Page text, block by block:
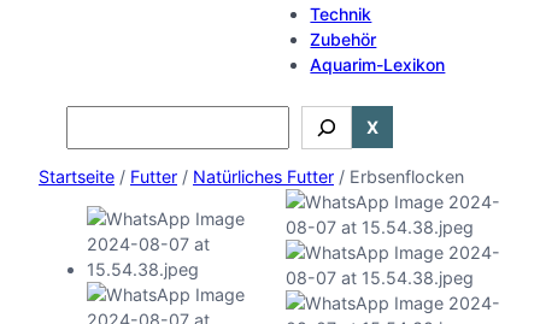
Technik
Zubehör
Aquarim-Lexikon
X
Startseite / Futter / Natürliches Futter / Erbsenflocken